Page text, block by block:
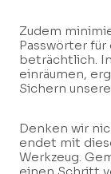
Zudem
Passwörter für
beträchtlich.
einräumen,
Sichern
Denken wir
endet mit
Werkzeug.